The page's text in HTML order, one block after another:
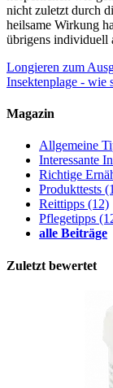
nicht zuletzt durch
heilsame Wirkung
übrigens individuell
Longieren zum
Insektenplage - wie
Magazin
Allgemeine
Interessante
Richtige
Produkttests
Reittipps (12)
Pflegetipps
alle Beiträge
Zuletzt bewertet